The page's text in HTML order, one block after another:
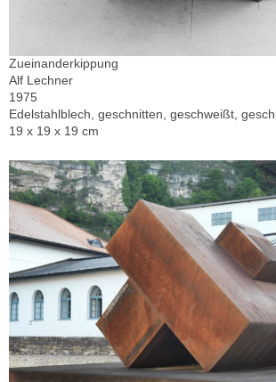
Zueinanderkippung
Alf Lechner
1975
Edelstahlblech, geschnitten, geschweißt,
19 x 19 x 19 cm